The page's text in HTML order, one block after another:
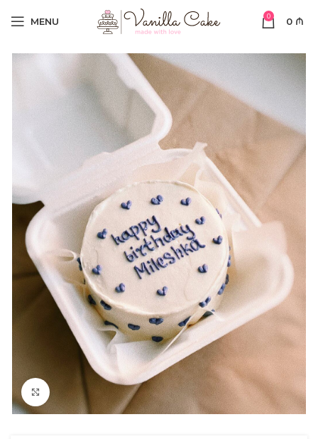
MENU 0 0 ₼
Click to enlarge